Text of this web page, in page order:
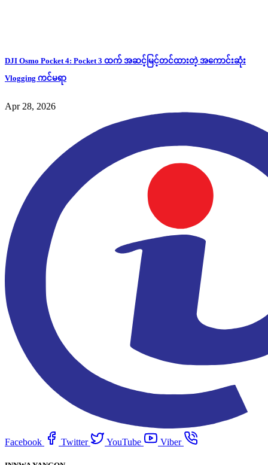
DJI Osmo Pocket 4: Pocket 3 ထက် အဆင့်မြင့်တင်ထားတဲ့ အကောင်းဆုံး
Vlogging ကင်မရာ
Apr 28, 2026
Facebook Twitter YouTube Viber